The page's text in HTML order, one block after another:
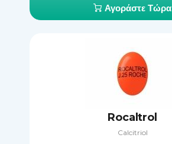
Αγοράστε Τώρα
Rocaltrol
Calcitriol